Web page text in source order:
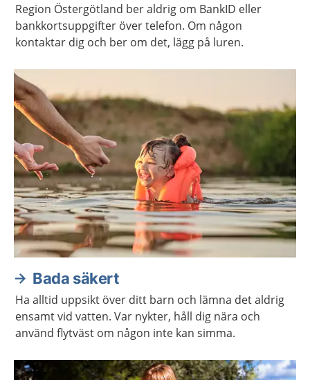
Region Östergötland ber aldrig om BankID eller
bankkortsuppgifter över telefon. Om någon
kontaktar dig och ber om det, lägg på luren.
Bada säkert
Ha alltid uppsikt över ditt barn och lämna det aldrig
ensamt vid vatten. Var nykter, håll dig nära och
använd flytväst om någon inte kan simma.